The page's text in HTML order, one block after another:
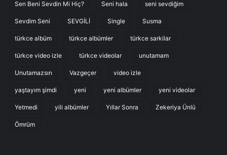
Sen Beni Sevdin Mi Hiç? Seni hala seni sevdiğim
Sevdim Seni SEVGİLİ Single Susma
türkce albüm türkce albümler türkce sarkilar
türkce video izle türkce videolar unutamam
Unutamazsın Vazgeçer video izle
yaştayım şimdi yeni yeni albümler yeni videolar
Yetmedi yili albümler Yıllar Sonra Zekeriya Ünlü
Ömrüm